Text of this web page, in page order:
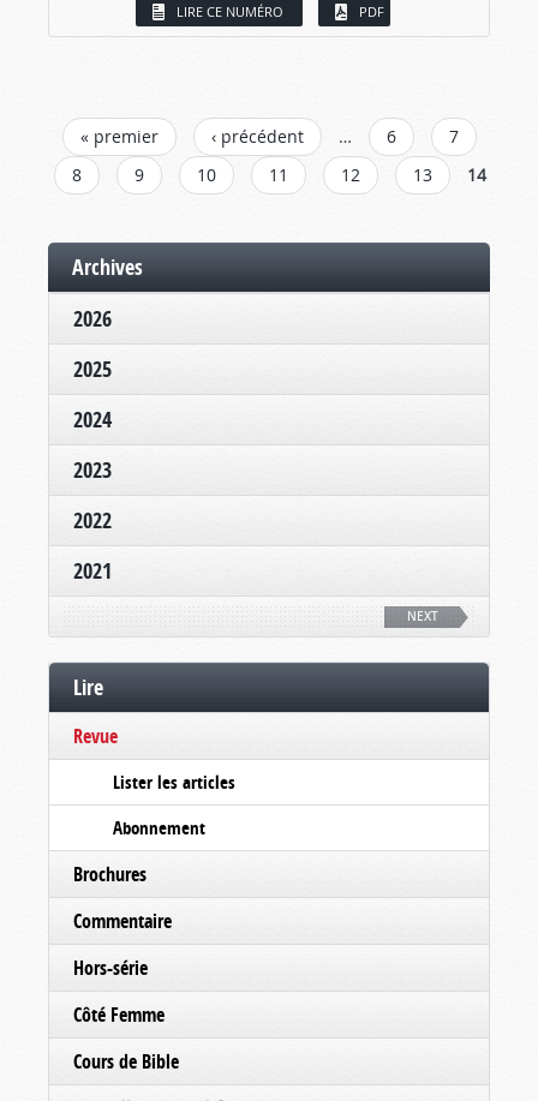
LIRE CE NUMÉRO PDF
PAGES
« premier ‹ précédent … 6
7
8
9 10 11 12 13 14
Archives
2026
2025
2024
2023
2022
2021
NEXT
Lire
Revue
Lister les articles
Abonnement
Brochures
Commentaire
Hors-série
Côté Femme
Cours de Bible